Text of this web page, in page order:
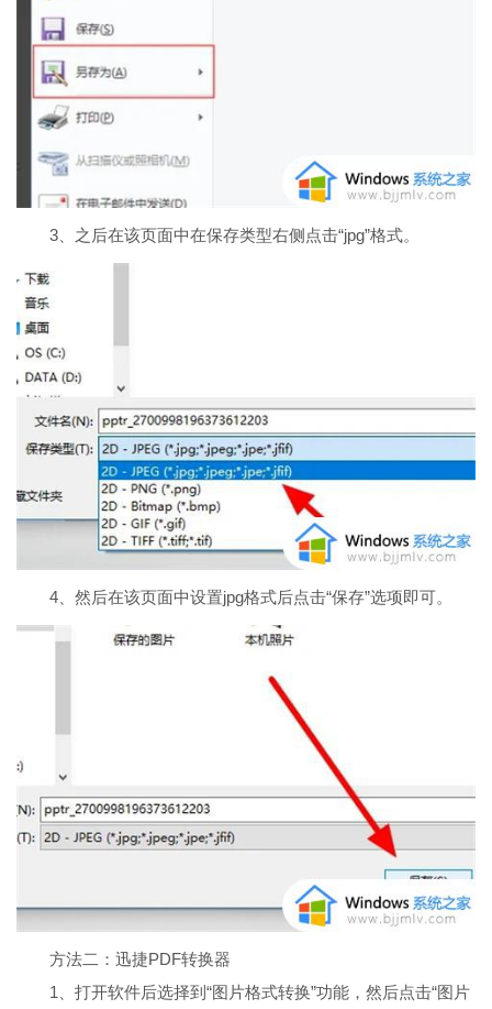
3、之后在该页面中在保存类型右侧点击“jpg”格式。
4、然后在该页面中设置jpg格式后点击“保存”选项即可。
方法二：迅捷PDF转换器
1、打开软件后选择到“图片格式转换”功能，然后点击“图片